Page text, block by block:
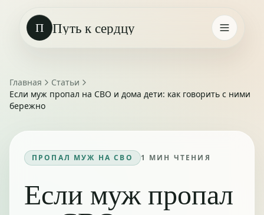
П Путь к сердцу
Главная
Статьи
Если муж пропал на СВО и дома дети: как говорить с ними
бережно
ПРОПАЛ МУЖ НА СВО 1 МИН ЧТЕНИЯ
Если муж пропал